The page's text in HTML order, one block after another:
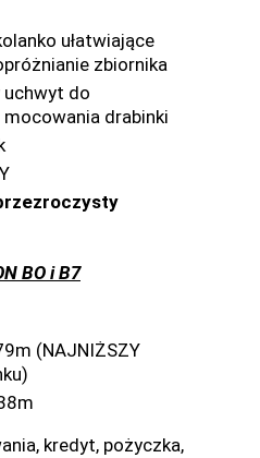
ułatwiające
zbiornika
do
drabinki
BO i B7
(NAJNIŻSZY
kredyt, pożyczka,